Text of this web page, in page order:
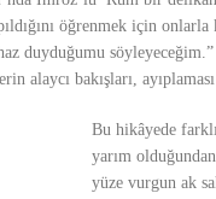
öğrenmek için
duyduğumu söyleyeceğim.”
alaycı bakışları,
Bu hikâyede
yarım
yüze vurgun ak